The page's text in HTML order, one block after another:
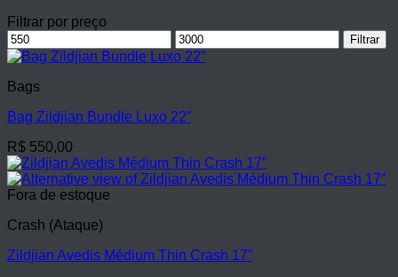
Filtrar por preço
Preço
mínimo
Preço
máximo
Filtrar
Bags
Bag Zildjian Bundle Luxo 22”
R$ 550,00
Fora de estoque
Crash (Ataque)
Zildjian Avedis Médium Thin Crash 17”